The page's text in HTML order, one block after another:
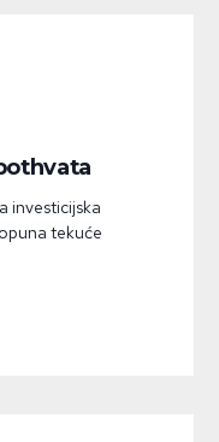
investicijska
tekuće